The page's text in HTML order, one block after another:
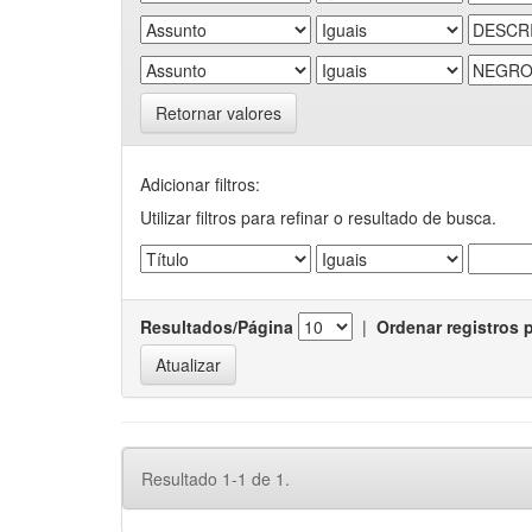
Retornar valores
Adicionar filtros:
Utilizar filtros para refinar o resultado de busca.
Resultados/Página | Ordenar registros
Resultado 1-1 de 1.